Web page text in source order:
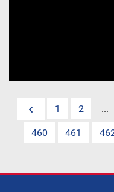
1 2 ...
460 461